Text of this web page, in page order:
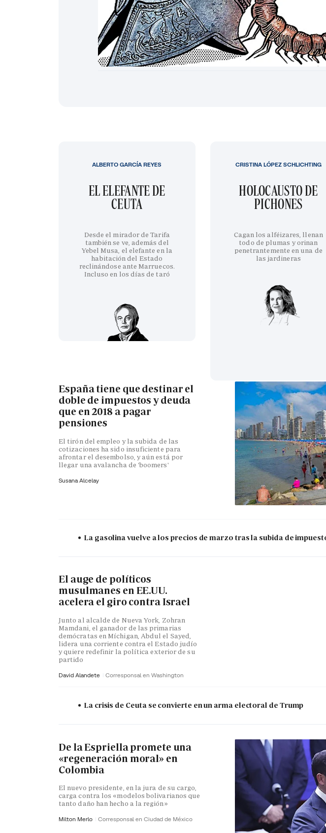
EL ELEFANTE DE
CEUTA
Desde el mirador de Tarifa
también se ve, además del
Yebel Musa, el elefante en la
habitación del Estado
reclinándose ante Marruecos.
Incluso en los días de taró
ALBERTO GARCÍA REYES
HOLOCAUSTO DE
PICHONES
Cagan los alféizares, llenan
todo de plumas y orinan
penetrantemente en una de
las jardineras
CRISTINA LÓPEZ SCHLICHTING
España tiene que destinar el
doble de impuestos y deuda
que en 2018 a pagar
pensiones
El tirón del empleo y la subida de las
cotizaciones ha sido insuficiente para
afrontar el desembolso, y aún está por
llegar una avalancha de 'boomers'
Susana Alcelay
La gasolina vuelve a los precios de marzo tras la subida de
El auge de políticos
musulmanes en EE.UU.
acelera el giro contra Israel
Junto al alcalde de Nueva York, Zohran
Mamdani, el ganador de las primarias
demócratas en Míchigan, Abdul el Sayed,
lidera una corriente contra el Estado judío
y quiere redefinir la política exterior de su
partido
David Alandete Corresponsal en Washington
La crisis de Ceuta se convierte en un arma electoral de Trump
De la Espriella promete una
«regeneración moral» en
Colombia
El nuevo presidente, en la jura de su cargo,
carga contra los «modelos bolivarianos que
tanto daño han hecho a la región»
Milton Merlo Corresponsal en Ciudad de México